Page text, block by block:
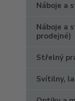
Náboje a
Náboje a
prodejné)
Střelný
Svítilny,